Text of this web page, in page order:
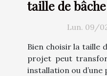
taille de
projet ?Lun. 09/
Bien choisir la taille
projet peut
installation ou